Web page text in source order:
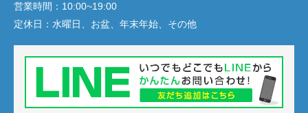
営業時間： 10:00~19:00
定休日： 水曜日、お盆、年末年始、その他